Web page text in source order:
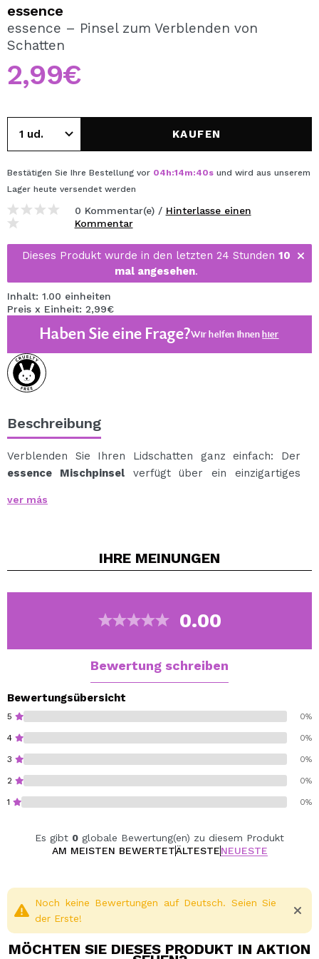
REGISTRIEREN
Durch die Erstellung eines Kontos bei Maquillalia.de
können Sie Ihre Einkäufe schnell tätigen, den Status Ihrer
Bestellungen überprüfen und Ihre bisherigen Vorgänge
einsehen.
BENUTZERKONTO ERSTELLEN
essence
essence – Pinsel zum Verblenden von
Schatten
2,99€
KAUFEN
Bestätigen Sie Ihre Bestellung vor 04h:14m:40s und wird aus unserem
Lager heute versendet werden
0 Kommentar(e) / Hinterlasse einen
Kommentar
Dieses Produkt wurde in den letzten 24 Stunden 10
mal angesehen.
Inhalt: 1.00 einheiten
Preis x Einheit: 2,99€
Haben Sie eine Frage?Wir helfen Ihnenhier
Beschreibung
Verblenden Sie Ihren Lidschatten ganz einfach: Der
essence Mischpinselverfügt über ein einzigartiges
Dank der weichen Fasern des Mischpinsels können Sie
Material und sorgt in Kombination mit den langen
Make-up.
präzisen Auftragen von Lidschatten.
ver más
IHRE MEINUNGEN
0.00
Bewertung schreiben
Bewertungsübersicht
5 0%
4 0%
3 0%
2 0%
1 0%
Es gibt 0 globale Bewertung(en) zu diesem Produkt
AM MEISTEN BEWERTETÄLTESTENEUESTE
Noch keine Bewertungen auf Deutsch. Seien Sie
der Erste!
MÖCHTEN SIE DIESES PRODUKT IN AKTION